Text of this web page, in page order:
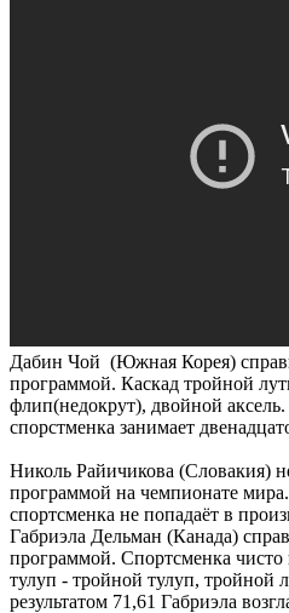
Дабин Чой (Южная Корея)
программой. Каскад тройной
флип(недокрут), двойной аксель.
спорстменка занимает
Николь Райичикова (Словакия)
программой на чемпионате
спортсменка не попадаёт в
Габриэла Дельман (Канада)
программой. Спортсменка
тулуп - тройной тулуп, тройной
результатом 71,61 Габриэла